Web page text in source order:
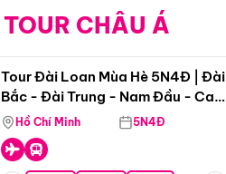
TOUR CHÂU ÁĐiểm nổi bật
Tour Đài Loan Mùa Hè 5N4Đ | Đài
Bắc - Đài Trung - Nam Đầu - Cao
Hùng ( Bay Vn)
Hồ Chí Minh 5N4Đ